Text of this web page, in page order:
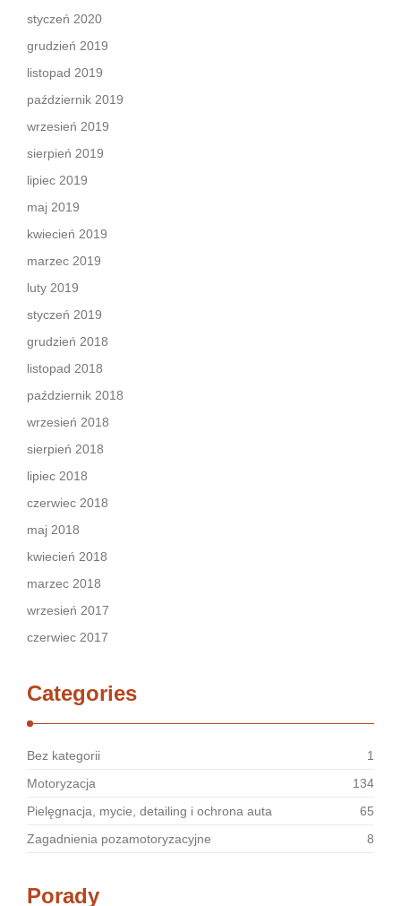
styczeń 2020
grudzień 2019
listopad 2019
październik 2019
wrzesień 2019
sierpień 2019
lipiec 2019
maj 2019
kwiecień 2019
marzec 2019
luty 2019
styczeń 2019
grudzień 2018
listopad 2018
październik 2018
wrzesień 2018
sierpień 2018
lipiec 2018
czerwiec 2018
maj 2018
kwiecień 2018
marzec 2018
wrzesień 2017
czerwiec 2017
Categories
Bez kategorii
1
Motoryzacja
134
Pielęgnacja, mycie, detailing i ochrona auta
65
Zagadnienia pozamotoryzacyjne
8
Porady